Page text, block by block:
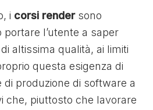
i corsi render sono
l’utente a saper
altissima qualità, ai limiti
questa esigenza di
di produzione di software a
che, piuttosto che lavorare